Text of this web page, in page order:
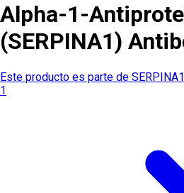
Alpha-1-
(SERPINA1)
Este producto es parte de
1